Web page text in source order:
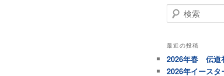
検
索
最近の投稿
2026年春 伝道
2026年イース